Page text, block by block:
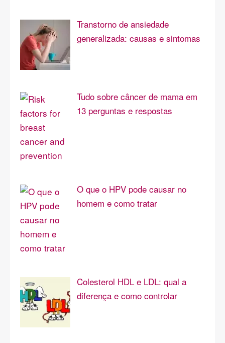
Transtorno de ansiedade
generalizada: causas e sintomas
Tudo sobre câncer de mama em
13 perguntas e respostas
O que o HPV pode causar no
homem e como tratar
Colesterol HDL e LDL: qual a
diferença e como controlar